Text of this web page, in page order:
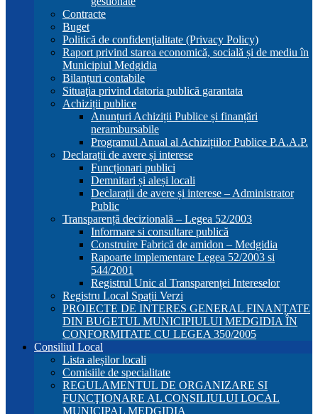
Contracte
Buget
Politică de confidenţialitate (Privacy Policy)
Raport privind starea economică, socială și de mediu în
Municipiul Medgidia
Bilanțuri contabile
Situaţia privind datoria publică garantata
Achiziții publice
Anunțuri Achiziții Publice și finanțări
nerambursabile
Programul Anual al Achizițiilor Publice P.A.A.P.
Declarații de avere și interese
Funcționari publici
Demnitari și aleși locali
Declarații de avere și interese – Administrator
Public
Transparență decizională – Legea 52/2003
Informare si consultare publică
Construire Fabrică de amidon – Medgidia
Rapoarte implementare Legea 52/2003 si
544/2001
Registrul Unic al Transparenței Intereselor
Registru Local Spații Verzi
PROIECTE DE INTERES GENERAL FINANȚATE
DIN BUGETUL MUNICIPIULUI MEDGIDIA ÎN
CONFORMITATE CU LEGEA 350/2005
Consiliul Local
Lista aleșilor locali
Comisiile de specialitate
REGULAMENTUL DE ORGANIZARE SI
FUNCŢIONARE AL CONSILIULUI LOCAL
MUNICIPAL MEDGIDIA